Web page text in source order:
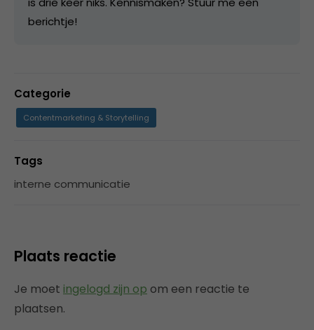
berichtje!
Categorie
Contentmarketing & Storytelling
Tags
interne communicatie
Plaats reactie
Je moet ingelogd zijn op om een reactie te
plaatsen.